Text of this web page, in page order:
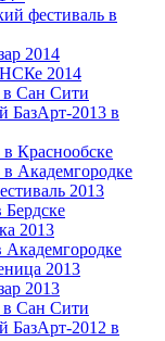
фестиваль в
2014
2014
в Сан Сити
БазАрт-2013 в
Краснообске
Академгородке
2013
Бердске
2013
Академгородке
2013
2013
в Сан Сити
БазАрт-2012 в